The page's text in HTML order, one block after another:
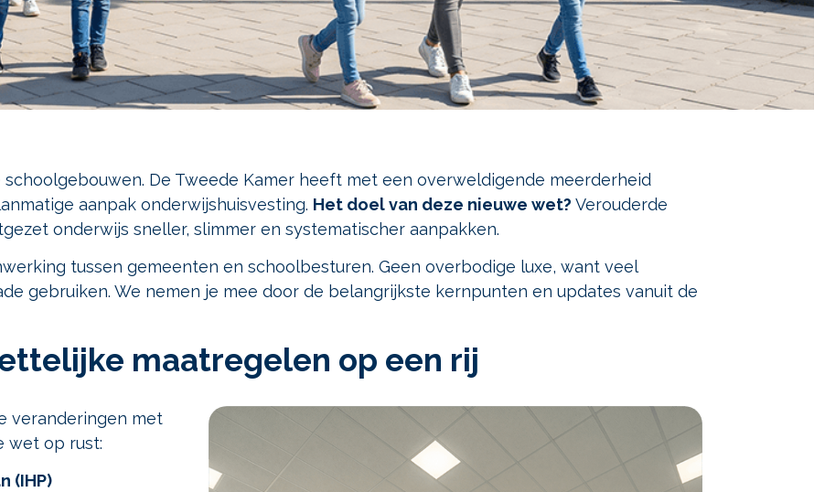
De Tweede Kamer heeft met een overweldigende meerderheid
aanpak onderwijshuisvesting. Het doel van deze nieuwe wet? Verouderde
onderwijs sneller, slimmer en systematischer aanpakken.
tussen gemeenten en schoolbesturen. Geen overbodige luxe, want veel
gebruiken. We nemen je mee door de belangrijkste kernpunten en updates vanuit de
maatregelen op een rij
veranderingen met
wet op rust:
(IHP)